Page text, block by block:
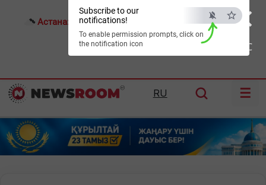
×
ESC
Subscribe to our
notifications!
To enable permission prompts, click on
the notification icon
Астана: 25°C Алматы: Шымкент:37°C
RU ☰